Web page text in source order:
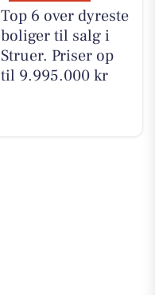
Top 6 over dyreste
boliger til salg i
Struer. Priser op
til 9.995.000 kr